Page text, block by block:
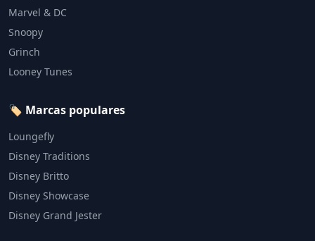
Marvel & DC
Snoopy
Grinch
Looney Tunes
🏷️ Marcas populares
Loungefly
Disney Traditions
Disney Britto
Disney Showcase
Disney Grand Jester